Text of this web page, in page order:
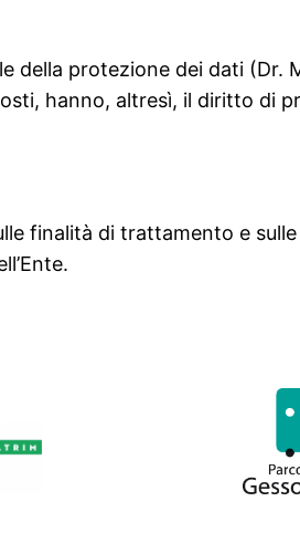
della protezione dei dati (Dr.
hanno, altresì, il diritto di
finalità di trattamento e